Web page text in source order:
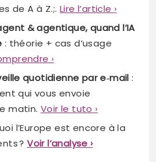
de A à Z.;. Lire l’article ›
& agentique, quand l’IA
: théorie + cas d’usage
›
quotidienne par e‑mail :
qui vous envoie
matin. Voir le tuto ›
l’Europe est encore à la
?Voir l’analyse ›